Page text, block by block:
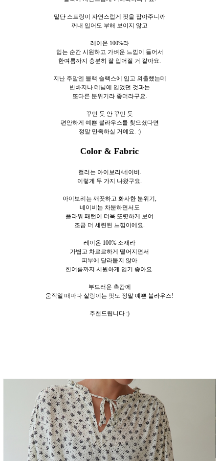
밑단 스트링이 자연스럽게 핏을 잡아주니까
꺼내 입어도 부해 보이지 않고
레이온 100%라
입는 순간 시원하고 가벼운 느낌이 들어서
한여름까지 충분히 잘 입어질 거 같아요.
지난 주말엔 블랙 슬랙스에 입고 외출했는데
반바지나 데님에 입었던 것과는
또다른 분위기라 좋더라구요.
꾸민 듯 안 꾸민 듯
편안하게 예쁜 블라우스를 찾으셨다면
정말 만족하실 거예요. :)
Color & Fabric
컬러는 아이보리/네이비.
이렇게 두 가지 나왔구요.
아이보리는 깨끗하고 화사한 분위기,
네이비는 차분하면서도
플라워 패턴이 더욱 또렷하게 보여
조금 더 세련된 느낌이에요.
레이온 100% 소재라
가볍고 차르르하게 떨어지면서
피부에 달라붙지 않아
한여름까지 시원하게 입기 좋아요.
부드러운 촉감에
움직일 때마다 살랑이는 핏도 정말 예쁜 블라우스!
추천드립니다 :)